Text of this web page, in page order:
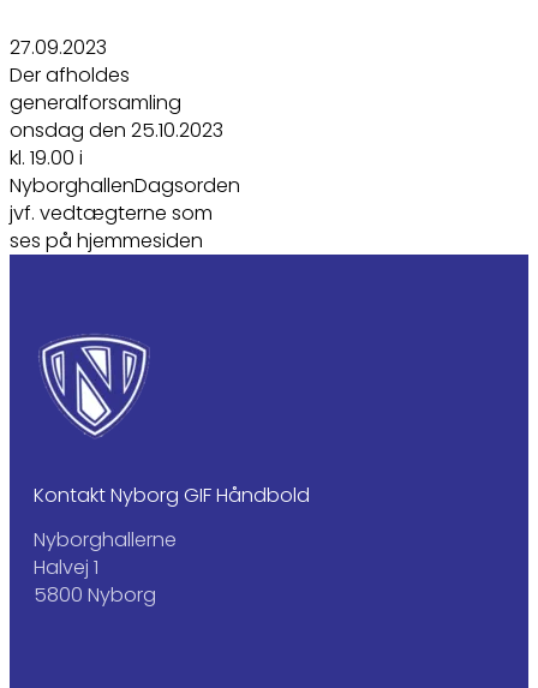
27.09.2023
Der afholdes
generalforsamling
onsdag den 25.10.2023
kl. 19.00 i
NyborghallenDagsorden
jvf. vedtægterne som
ses på hjemmesiden
Kontakt Nyborg GIF Håndbold
Nyborghallerne
Halvej 1
5800 Nyborg